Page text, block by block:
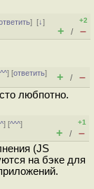
][↓]
+2
+ / –
] [ответить]
+ / –
любпотно.
] [^^^]
+1
+ / –
(JS
на бэке для